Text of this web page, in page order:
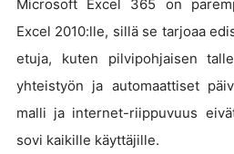
Microsoft Excel 365 on
Excel 2010:lle, sillä se tarjoaa
etuja, kuten pilvipohjaisen
yhteistyön ja automaattiset
malli ja internet-riippuvuus
sovi kaikille käyttäjille.